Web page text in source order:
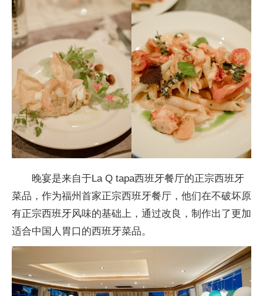
晚宴是来自于La Q tapa西班牙餐厅的正宗西班牙
菜品，作为福州首家正宗西班牙餐厅，他们在不破坏原
有正宗西班牙风味的基础上，通过改良，制作出了更加
适合中国人胃口的西班牙菜品。